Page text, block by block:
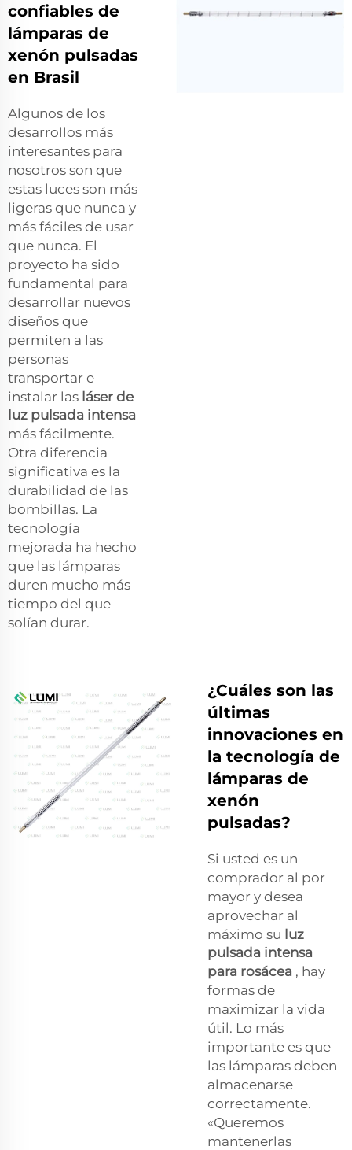
confiables de
lámparas de
xenón pulsadas
en Brasil
Algunos de los
desarrollos más
interesantes para
nosotros son que
estas luces son más
ligeras que nunca y
más fáciles de usar
que nunca. El
proyecto ha sido
fundamental para
desarrollar nuevos
diseños que
permiten a las
personas
transportar e
instalar las láser de
luz pulsada intensa
más fácilmente.
Otra diferencia
significativa es la
durabilidad de las
bombillas. La
tecnología
mejorada ha hecho
que las lámparas
duren mucho más
tiempo del que
solían durar.
¿Cuáles son las
últimas
innovaciones en
la tecnología de
lámparas de
xenón
pulsadas?
Si usted es un
comprador al por
mayor y desea
aprovechar al
máximo su luz
pulsada intensa
para rosácea , hay
formas de
maximizar la vida
útil. Lo más
importante es que
las lámparas deben
almacenarse
correctamente.
«Queremos
mantenerlas